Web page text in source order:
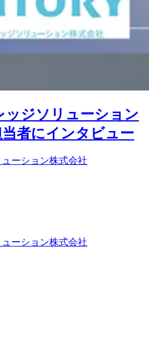
ッジソリューション
者にインタビュー
ーション株式会社
ーション株式会社